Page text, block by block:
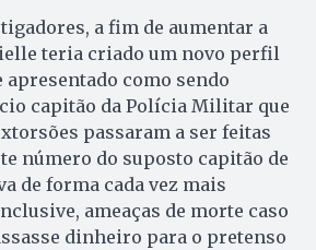
a fim de aumentar a
teria criado um novo perfil
apresentado como sendo
capitão da Polícia Militar que
passaram a ser feitas
número do suposto capitão de
de forma cada vez mais
ameaças de morte caso
dinheiro para o pretenso